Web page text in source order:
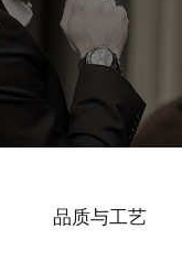
品质与工艺